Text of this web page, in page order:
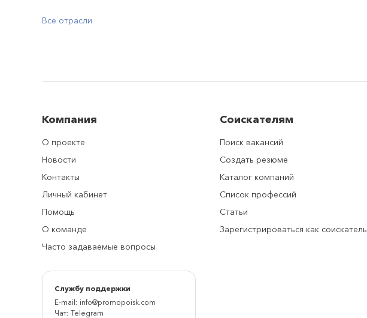
Все отрасли
Компания
О проекте
Новости
Контакты
Личный кабинет
Помощь
О команде
Часто задаваемые вопросы
Cлужбу поддержки
E-mail: info@promopoisk.com
Чат: Telegram
Соискателям
Поиск вакансий
Создать резюме
Каталог компаний
Список профессий
Статьи
Зарегистрироваться как соискатель